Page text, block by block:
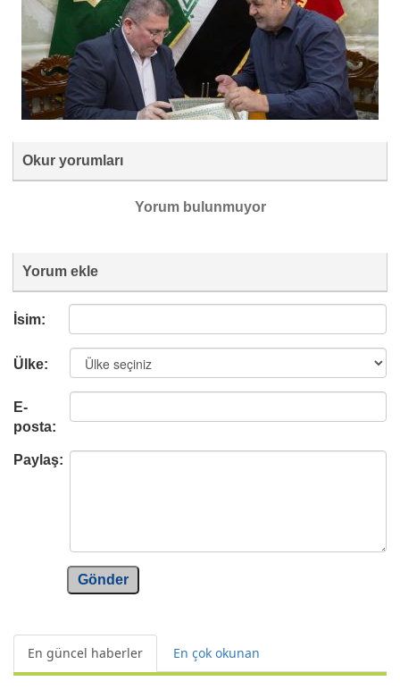
Okur yorumları
Yorum bulunmuyor
Yorum ekle
İsim:
Ülke:
E-
posta:
Paylaş:
Gönder
En güncel haberler En çok okunan